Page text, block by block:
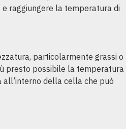
raggiungere la temperatura di
particolarmente grassi o
presto possibile la temperatura
all’interno della cella che può